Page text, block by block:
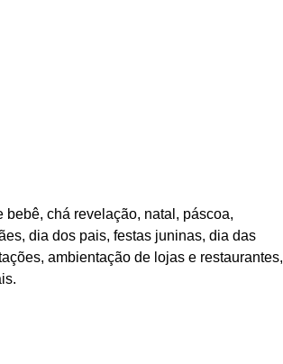
chá revelação, natal, páscoa,
dia dos pais, festas juninas, dia das
ambientação de lojas e restaurantes,